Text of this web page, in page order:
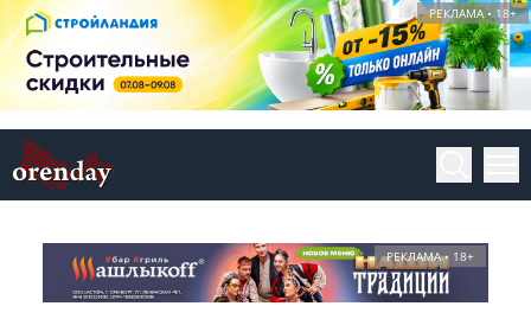
РЕКЛАМА • 18+
РЕКЛАМА • 18+